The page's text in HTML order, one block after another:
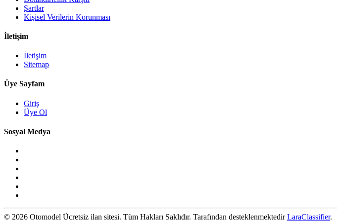
Şartlar
Kişisel Verilerin Korunması
İletişim
İletişim
Sitemap
Üye Sayfam
Giriş
Üye Ol
Sosyal Medya
© 2026 Otomodel Ücretsiz ilan sitesi. Tüm Hakları Saklıdır. Tarafından desteklenmektedirLaraClassifier.